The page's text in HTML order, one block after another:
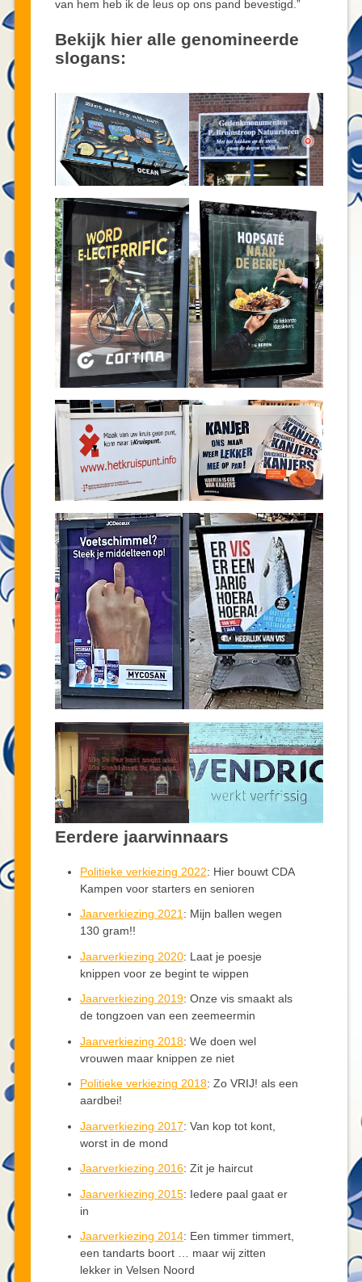
van hem heb ik de leus op ons pand bevestigd.”
Bekijk hier alle genomineerde
slogans:
Eerdere jaarwinnaars
Politieke verkiezing 2022: Hier bouwt CDA
Kampen voor starters en senioren
Jaarverkiezing 2021 : Mijn ballen wegen
130 gram!!
Jaarverkiezing 2020: Laat je poesje
knippen voor ze begint te wippen
Jaarverkiezing 2019: Onze vis smaakt als
de tongzoen van een zeemeermin
Jaarverkiezing 2018: We doen wel
vrouwen maar knippen ze niet
Politieke verkiezing 2018: Zo VRIJ! als een
aardbei!
Jaarverkiezing 2017: Van kop tot kont,
worst in de mond
Jaarverkiezing 2016: Zit je haircut
Jaarverkiezing 2015: Iedere paal gaat er
in
Jaarverkiezing 2014: Een timmer timmert,
een tandarts boort … maar wij zitten
lekker in Velsen Noord